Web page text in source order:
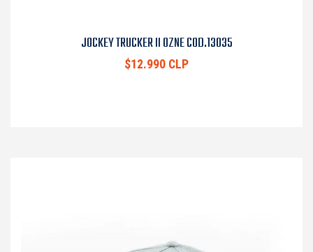
JOCKEY TRUCKER II OZNE COD.13035
$12.990 CLP